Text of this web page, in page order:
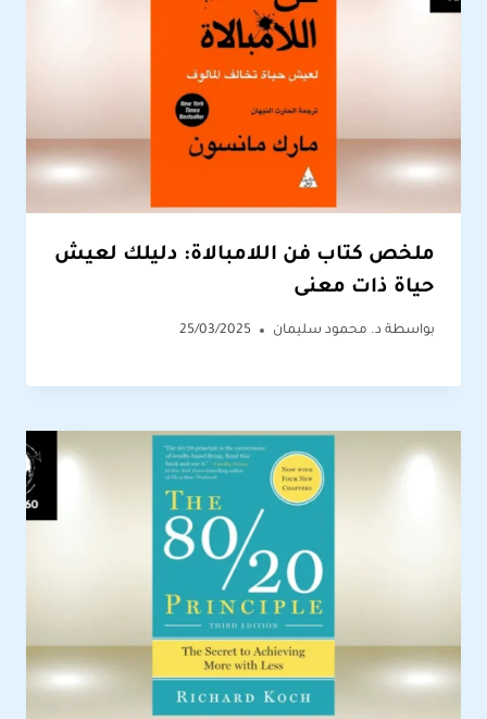
ملخص كتاب فن اللامبالاة: دليلك لعيش
حياة ذات معنى
بواسطة د. محمود سليمان 25/03/2025